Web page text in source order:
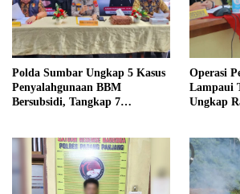
Polda Sumbar Ungkap 5 Kasus
Penyalahgunaan BBM
Bersubsidi, Tangkap 7
Operasi
Lampaui
Ungkap